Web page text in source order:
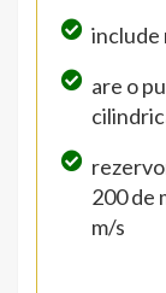
include
are o
200 de
m/s